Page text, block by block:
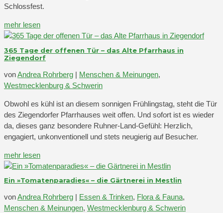
Schlossfest.
mehr lesen
365 Tage der offenen Tür – das Alte Pfarrhaus in
Ziegendorf
vonAndrea Rohrberg | Menschen & Meinungen,
Westmecklenburg & Schwerin
Obwohl es kühl ist an diesem sonnigen Frühlingstag, steht die Tür
des Ziegendorfer Pfarrhauses weit offen. Und sofort ist es wieder
da, dieses ganz besondere Ruhner-Land-Gefühl: Herzlich,
engagiert, unkonventionell und stets neugierig auf Besucher.
mehr lesen
Ein »Tomatenparadies« – die Gärtnerei in Mestlin
vonAndrea Rohrberg | Essen & Trinken, Flora & Fauna,
Menschen & Meinungen, Westmecklenburg & Schwerin